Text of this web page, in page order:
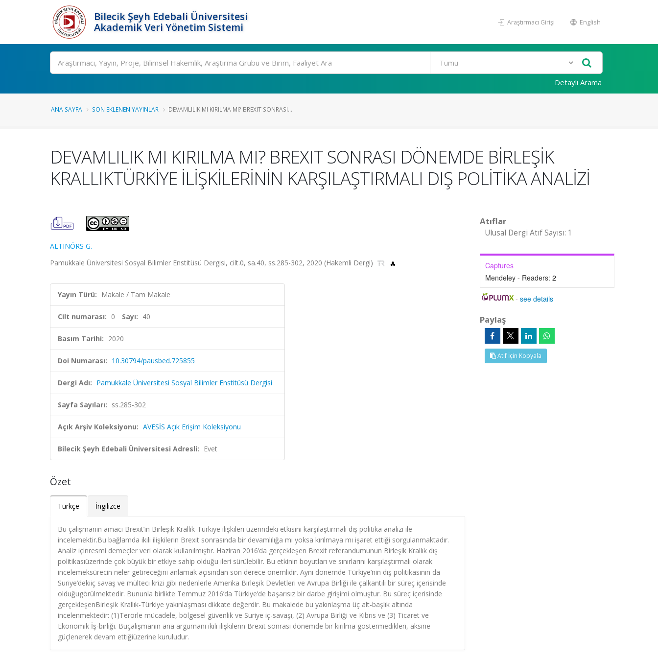
Bilecik Şeyh Edebali Üniversitesi
Akademik Veri Yönetim Sistemi
Araştırmacı Girişi English
Ara
Detaylı Arama
ANA SAYFA SON EKLENEN YAYINLAR DEVAMLILIK MI KIRILMA MI? BREXIT SONRASI...
DEVAMLILIK MI KIRILMA MI? BREXIT SONRASI DÖNEMDE BİRLEŞİK
KRALLIKTÜRKİYE İLİŞKİLERİNİN KARŞILAŞTIRMALI DIŞ POLİTİKA ANALİZİ
ALTINÖRS G.
Pamukkale Üniversitesi Sosyal Bilimler Enstitüsü Dergisi, cilt.0, sa.40, ss.285-302, 2020 (Hakemli Dergi)
Yayın Türü: Makale / Tam Makale
Cilt numarası: 0 Sayı: 40
Basım Tarihi: 2020
Doi Numarası: 10.30794/pausbed.725855
Dergi Adı: Pamukkale Üniversitesi Sosyal Bilimler Enstitüsü Dergisi
Sayfa Sayıları: ss.285-302
Açık Arşiv Koleksiyonu: AVESİS Açık Erişim Koleksiyonu
Bilecik Şeyh Edebali Üniversitesi Adresli: Evet
Özet
Türkçe İngilizce
Bu çalışmanın amacı Brexit’in Birleşik Krallık-Türkiye ilişkileri üzerindeki etkisini karşılaştırmalı dış politika analizi ile
incelemektir.Bu bağlamda ikili ilişkilerin Brexit sonrasında bir devamlılığa mı yoksa kırılmaya mı işaret ettiği sorgulanmaktadır.
Analiz içinresmi demeçler veri olarak kullanılmıştır. Haziran 2016’da gerçekleşen Brexit referandumunun Birleşik Krallık dış
politikasıüzerinde çok büyük bir etkiye sahip olduğu ileri sürülebilir. Bu etkinin boyutları ve sınırlarını karşılaştırmalı olarak
incelemeksürecin neler getireceğini anlamak açısından son derece önemlidir. Aynı dönemde Türkiye’nin dış politikasının da
Suriye’dekiiç savaş ve mülteci krizi gibi nedenlerle Amerika Birleşik Devletleri ve Avrupa Birliği ile çalkantılı bir süreç içerisinde
olduğugörülmektedir. Bununla birlikte Temmuz 2016’da Türkiye’de başarısız bir darbe girişimi olmuştur. Bu süreç içerisinde
gerçekleşenBirleşik Krallık-Türkiye yakınlaşması dikkate değerdir. Bu makalede bu yakınlaşma üç alt-başlık altında
incelenmektedir: (1)Terörle mücadele, bölgesel güvenlik ve Suriye iç-savaşı, (2) Avrupa Birliği ve Kıbrıs ve (3) Ticaret ve
Ekonomik İş-birliği. Buçalışmanın ana argümanı ikili ilişkilerin Brexit sonrası dönemde bir kırılma göstermedikleri, aksine
güçlenerek devam ettiğiüzerine kuruludur.
Atıflar
Ulusal Dergi Atıf Sayısı: 1
Captures
Mendeley - Readers: 2
-see details
Paylaş
Atıf İçin Kopyala